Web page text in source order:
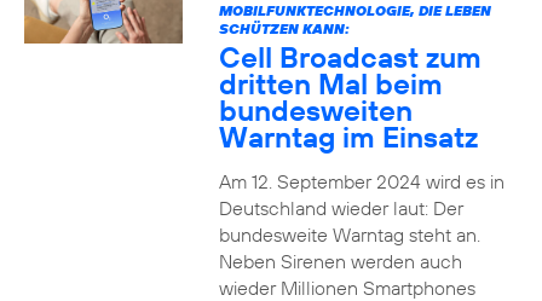
MOBILFUNKTECHNOLOGIE, DIE LEBEN
SCHÜTZEN KANN:
Cell Broadcast zum
dritten Mal beim
bundesweiten
Warntag im Einsatz
Am 12. September 2024 wird es in
Deutschland wieder laut: Der
bundesweite Warntag steht an.
Neben Sirenen werden auch
wieder Millionen Smartphones